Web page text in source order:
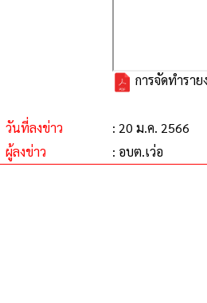
การจัดทำรา
วันที่ลงข่าว
: 20 ม.ค. 2566
ผู้ลงข่าว
: อบต.เว่อ